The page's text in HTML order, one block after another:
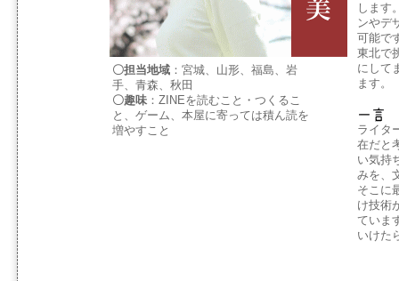
します
ンやデ
可能で
東北で
にして
ます。
ライタ
在だと
い気持
みを、
そこに
け技術
ていま
いけた
〇担当地域：宮城、山形、福島、岩
手、青森、秋田
〇趣味：ZINEを読むこと・つくるこ
と、ゲーム、本屋に寄っては積ん読を
増やすこと